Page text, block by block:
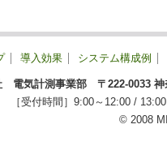
導入効果 システム構成例
電気計測事業部 〒222-0033
［受付時間］9:00～12:00 /
© 2008